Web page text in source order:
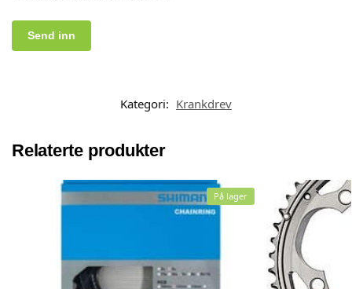
Kategori: Krankdrev
Relaterte produkter
På lager